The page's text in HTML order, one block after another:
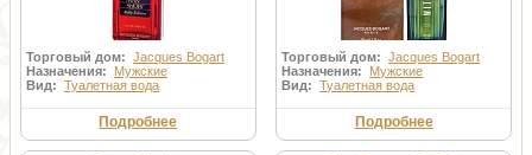
Торговый дом: Jacques Bogart
Назначения: Мужские
Вид: Туалетная вода
Подробнее
Торговый дом:Jacques Bogart
Назначения: Мужские
Вид:Туалетная вода
Подробнее